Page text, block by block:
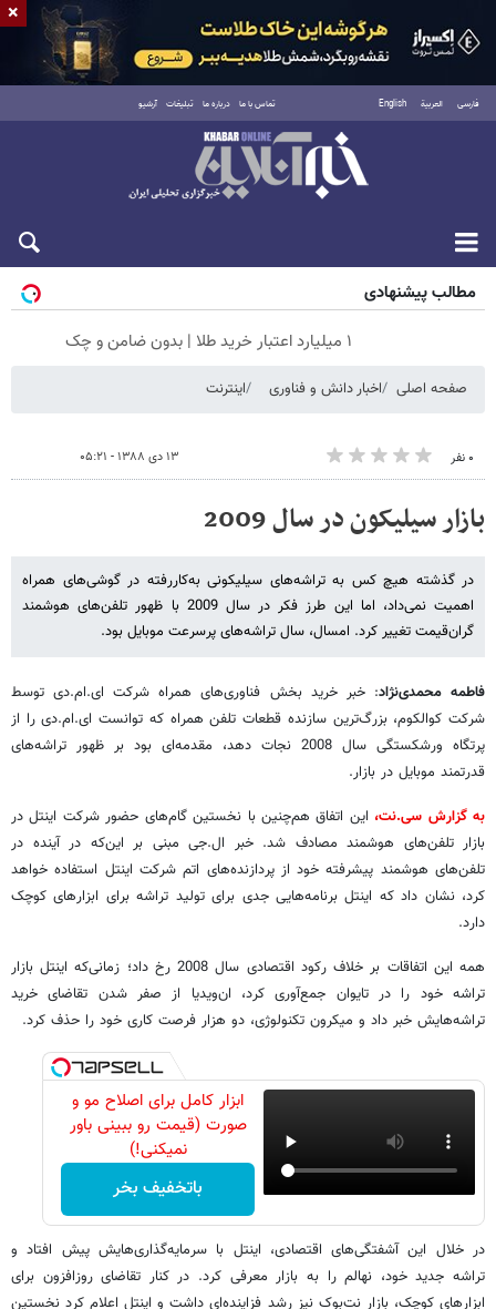
فارسی العربية English تماس با ما درباره ما تبلیغات آرشیو
شنبه ۱۷ مرداد ۱۴۰۵
مطالب پیشنهادی
۱ میلیارد اعتبار خرید طلا | بدون ضامن و چک
صفحه اصلی اخبار دانش و فناوری اینترنت
۰ نفر ۱۳ دی ۱۳۸۸ - ۰۵:۲۱
بازار سیلیکون در سال 2009
در گذشته هیچ کس به تراشه‌های سیلیکونی به‌کاررفته در گوشی‌های همراه
اهمیت نمی‌داد، اما این طرز فکر در سال 2009 با ظهور تلفن‌های هوشمند
گران‌قیمت تغییر کرد. امسال، سال تراشه‌های پرسرعت موبایل بود.
فاطمه محمدی‌نژاد: خبر خرید بخش فناوری‌های همراه شرکت ای.ام.دی توسط
شرکت کوالکوم، بزرگ‌ترین سازنده قطعات تلفن همراه که توانست ای.ام.دی را از
پرتگاه ورشکستگی سال 2008 نجات دهد، مقدمه‌ای بود بر ظهور تراشه‌های
قدرتمند موبایل در بازار.
به گزارش سی.نت، این اتفاق هم‌چنین با نخستین گام‌های حضور شرکت اینتل در
بازار تلفن‌های هوشمند مصادف شد. خبر ال.جی مبنی بر این‌که در آینده در
تلفن‌های هوشمند پیشرفته خود از پردازنده‌های اتم شرکت اینتل استفاده خواهد
کرد، نشان داد که اینتل برنامه‌هایی جدی برای تولید تراشه برای ابزارهای کوچک
دارد.
همه این اتفاقات بر خلاف رکود اقتصادی سال 2008 رخ داد؛ زمانی‌که اینتل بازار
تراشه خود را در تایوان جمع‌آوری کرد، ان‌ویدیا از صفر شدن تقاضای خرید
تراشه‌هایش خبر داد و میکرون تکنولوژی، دو هزار فرصت کاری خود را حذف کرد.
ابزار کامل برای اصلاح مو و
صورت (قیمت رو ببینی باور
نمیکنی!)
باتخفیف بخر
در خلال این آشفتگی‌های اقتصادی، اینتل با سرمایه‌گذاری‌هایش پیش افتاد و
تراشه جدید خود، نهالم را به بازار معرفی کرد. در کنار تقاضای روزافزون برای
ابزارهای کوچک، بازار نت‌بوک نیز رشد فزاینده‌ای داشت و اینتل اعلام کرد نخستین
×